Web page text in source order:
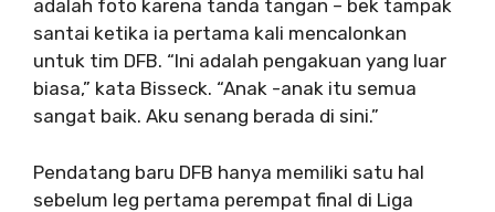
adalah foto karena tanda tangan – bek tampak
santai ketika ia pertama kali mencalonkan
untuk tim DFB. “Ini adalah pengakuan yang luar
biasa,” kata Bisseck. “Anak -anak itu semua
sangat baik. Aku senang berada di sini.”
Pendatang baru DFB hanya memiliki satu hal
sebelum leg pertama perempat final di Liga